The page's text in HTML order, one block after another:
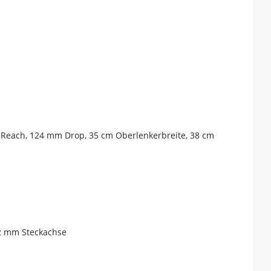
124 mm Drop, 35 cm Oberlenkerbreite, 38 cm
mm Steckachse